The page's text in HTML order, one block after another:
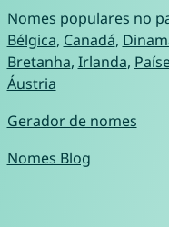
Nomes populares no
Bélgica, Canadá,
Bretanha, Irlanda,
Áustria
Gerador de nomes
Nomes Blog